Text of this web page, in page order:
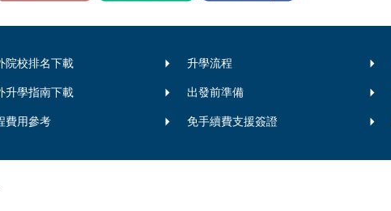
院校排名下載
升學指南下載
費用參考
升學流程
出發前準備
免手續費支援簽證